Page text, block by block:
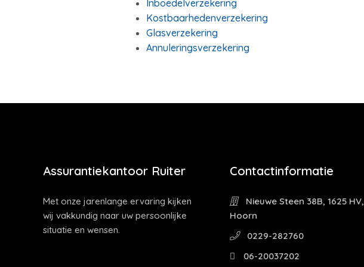
Inboedelverzekering
Kostbaarhedenverzekering
Glasverzekering
Annuleringsverzekering
Assurantiekantoor Ruiter
Met onze jarenlange ervaring kijken
wij vakkundig naar uw persoonlijke
situatie en wensen.
Contactinformatie
Nieuwe Steen 38B, 1625 HV,
Hoorn
0229-282760
06-20037202